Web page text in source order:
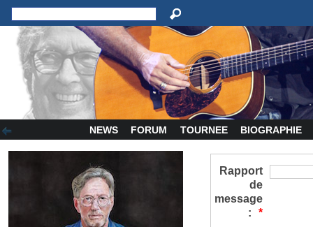
NEWS FORUM TOURNEE BIOGRAPHIE
Rapport
de
message
:
*